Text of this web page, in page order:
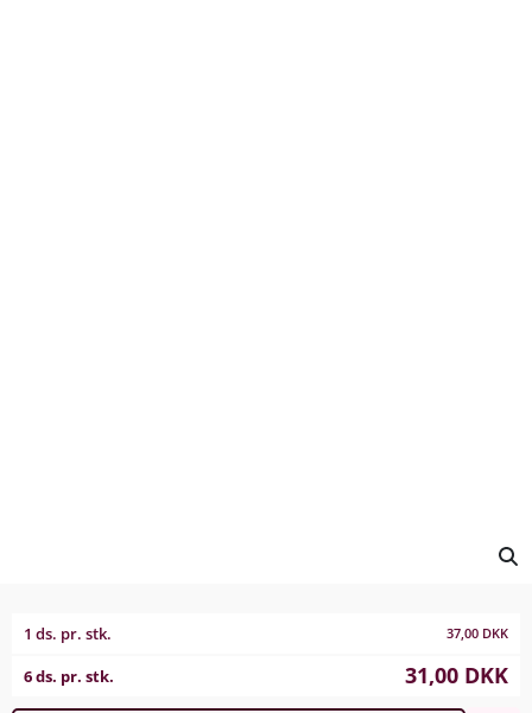
1 ds. pr. stk. 37,00 DKK
6 ds. pr. stk. 31,00 DKK